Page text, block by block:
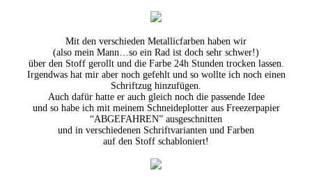
Mit den verschieden Metallicfarben haben wir
(also mein Mann…so ein Rad ist doch sehr schwer!)
über den Stoff gerollt und die Farbe 24h Stunden trocken lassen.
Irgendwas hat mir aber noch gefehlt und so wollte ich noch einen
Schriftzug hinzufügen.
Auch dafür hatte er auch gleich noch die passende Idee
und so habe ich mit meinem Schneideplotter aus Freezerpapier
“ABGEFAHREN” ausgeschnitten
und in verschiedenen Schriftvarianten und Farben
auf den Stoff schabloniert!